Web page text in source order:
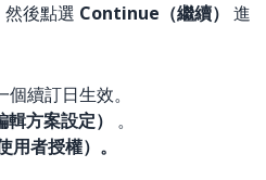
後點選 Continue（繼續） 進
續訂日生效。
方案設定）
。
者授權）。